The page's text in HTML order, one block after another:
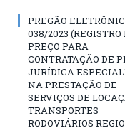
PREGÃO
038/2023 (REGISTRO
PREÇO PARA
CONTRATAÇÃO DE
JURÍDICA
NA PRESTAÇÃO DE
SERVIÇOS DE
TRANSPORTES
RODOVIÁRIOS